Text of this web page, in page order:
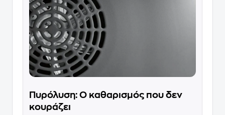
Πυρόλυση: Ο καθαρισμός που δεν
κουράζει